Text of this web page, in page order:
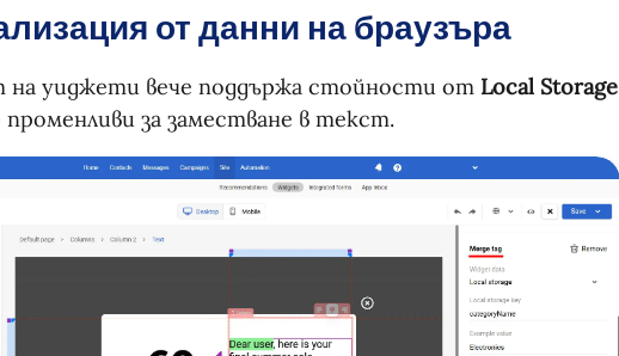
от данни на браузъра
на уиджети вече поддържа стойности от Local Storage
за заместване в текст.